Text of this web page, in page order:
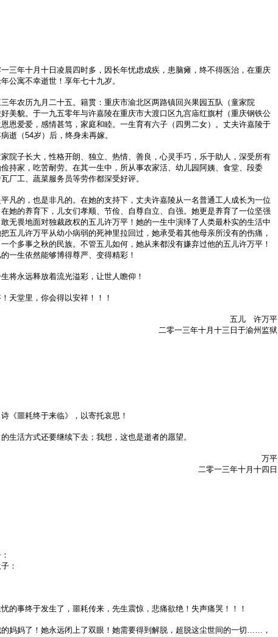
三年十月十日凌晨四时多，因长年忧虑成疾，患脑瘫，终不得医治，在重庆
公寓不幸逝世！享年七十九岁。
年农历九月二十五。籍贯：重庆市渝北区两路镇回兴果园五队（童家院
美貌。于一九五零年与许嘉陵在重庆市大渡口区九宫庙红旗村（重庆钢铁公
恩爱爱，感情甚笃，家庭和睦。一生育有六子（四男二女）。丈夫许嘉陵于
逝（54岁）后，终身未再嫁。
院子长大，性格开朗、独立、热情、善良，心灵手巧，乐于助人，深受所有
持家，吃苦耐劳。在其一生中，所从事农家活、幼儿园阿姨、食堂、段委
厂工、蔬菜服务员等劳作都深受好评。
凡的，也是非凡的。在她的支持下，丈夫许嘉陵从一名普通工人成长为一位
她的养育下，儿女们孝顺、节俭、自尊自立、自强。她更是养育了一位坚强
无畏地面对独裁政权的五儿许万平！她的一生中演绎了人类最朴实的生活中
五儿许万平从幼小病弱的死神里拉回过，她承受着其他母亲所没有的伤痛，
个多事之秋的民族。不管五儿如何，她从来都没有嫌弃过他的五儿许万平！
一生依然能够博得尊严、变得精彩！
将永远释放着流光溢彩，让世人瞻仰！
天堂里，你会得以安祥！！！
五儿 许万平
二零一三年十月十三日于渝州监狱
《噩耗终于来临》，以寄托哀思！
生活方式还要继续下去；我想，这也是逝者的愿望。
万平
二零一三年十月十四日
：
的事终于发生了，噩耗传来，先生震惊，悲痛欲绝！失声痛哭！！！
妈妈了！她永远闭上了双眼！她需要得到解脱，超脱这尘世间的一切……，